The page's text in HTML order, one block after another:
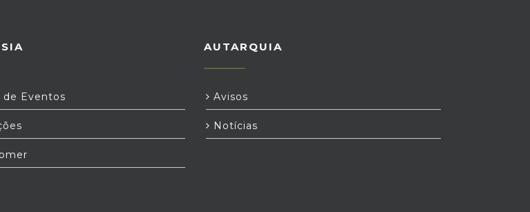
de Eventos
AUTARQUIA
Avisos
Notícias